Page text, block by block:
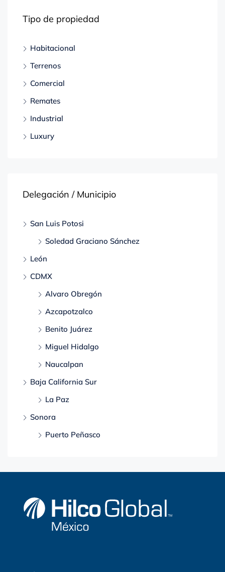
Tipo de propiedad
Habitacional
Terrenos
Comercial
Remates
Industrial
Luxury
Delegación / Municipio
San Luis Potosi
Soledad Graciano Sánchez
León
CDMX
Alvaro Obregón
Azcapotzalco
Benito Juárez
Miguel Hidalgo
Naucalpan
Baja California Sur
La Paz
Sonora
Puerto Peñasco